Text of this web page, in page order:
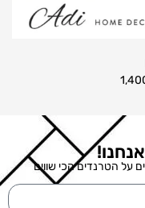
על הטרנדים הכי שווים